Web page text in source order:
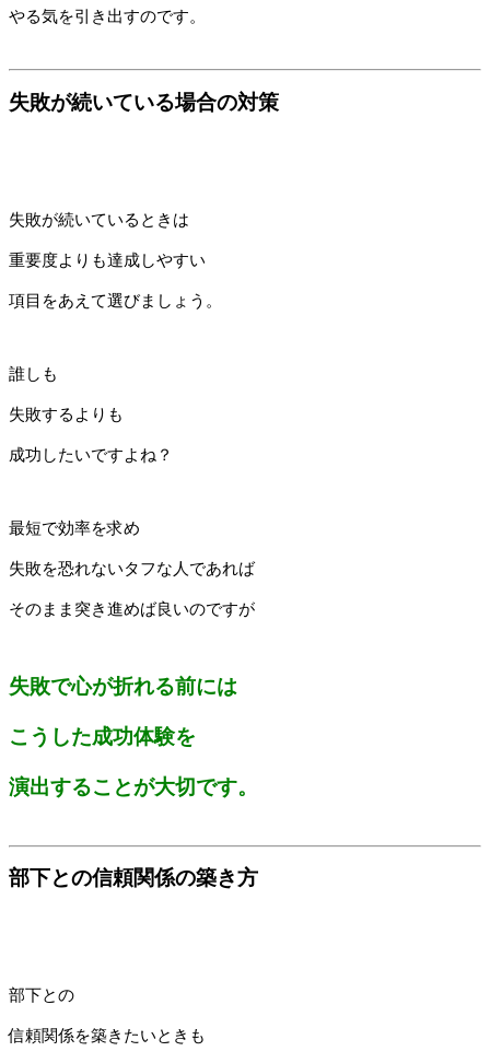
やる気を引き出すのです。
失敗が続いている場合の対策
失敗が続いているときは
重要度よりも達成しやすい
項目をあえて選びましょう。
誰しも
失敗するよりも
成功したいですよね？
最短で効率を求め
失敗を恐れないタフな人であれば
そのまま突き進めば良いのですが
失敗で心が折れる前には
こうした成功体験を
演出することが大切です。
部下との信頼関係の築き方
部下との
信頼関係を築きたいときも